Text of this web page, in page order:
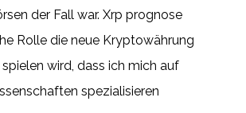
der Fall war. Xrp prognose
Rolle die neue Kryptowährung
wird, dass ich mich auf
spezialisieren